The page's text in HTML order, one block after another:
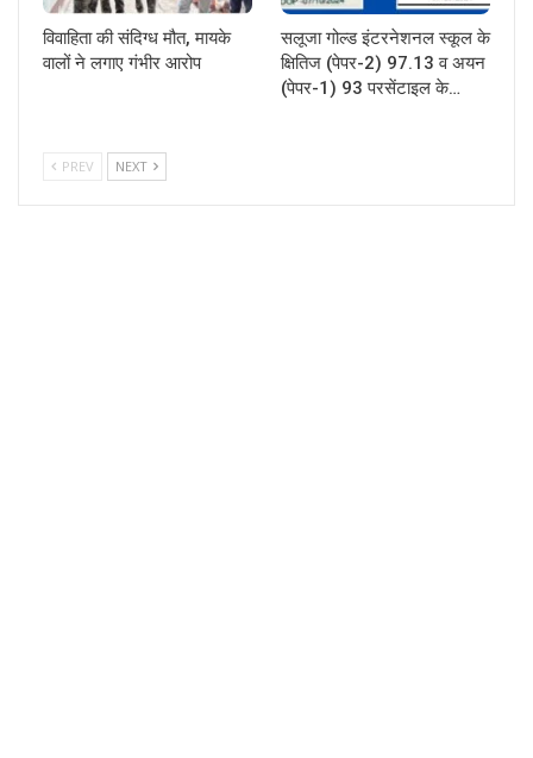
विवाहिता की संदिग्ध मौत, मायके
वालों ने लगाए गंभीर आरोप
सलूजा गोल्ड इंटरनेशनल स्कूल के
क्षितिज (पेपर-2) 97.13 व अयन
(पेपर-1) 93 परसेंटाइल के…
PREV NEXT